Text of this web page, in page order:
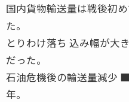
国内貨物輸送量は戦後初
た。
とりわけ落ち 込み幅が大
だった。
石油危機後の輸送量減少
年。